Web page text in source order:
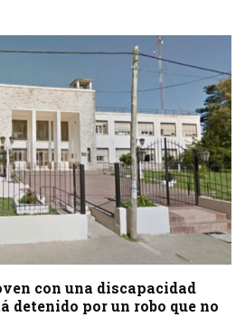
con una discapacidad
detenido por un robo que no